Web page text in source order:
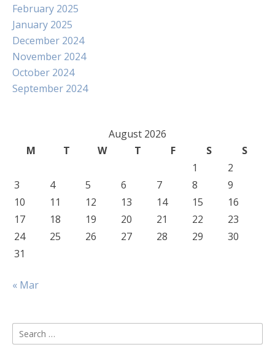
February 2025
January 2025
December 2024
November 2024
October 2024
September 2024
August 2026
M
T W T F S
S
1
2
3
4 5 6 7 8
9
10
11 12 13 14 15
16
17
18 19 20 21 22
23
24
25 26 27 28 29
30
31
« Mar
Search
for: